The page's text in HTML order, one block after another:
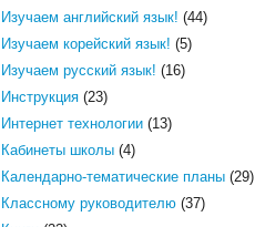
Изучаем английский язык! (44)
Изучаем корейский язык! (5)
Изучаем русский язык! (16)
Инструкция(23)
Интернет технологии(13)
Кабинеты школы(4)
Календарно-тематические планы(29)
Классному руководителю(37)